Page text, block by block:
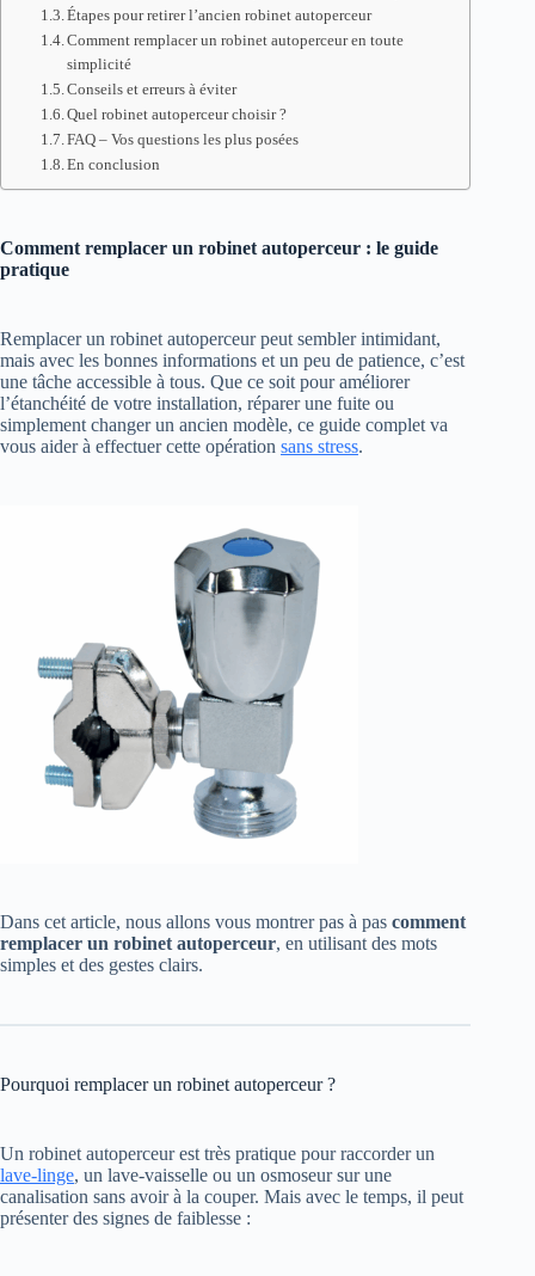
Étapes pour retirer l’ancien robinet autoperceur
Comment remplacer un robinet autoperceur en toute
simplicité
Conseils et erreurs à éviter
Quel robinet autoperceur choisir ?
FAQ – Vos questions les plus posées
En conclusion
Comment remplacer un robinet autoperceur : le guide
pratique
Remplacer un robinet autoperceur peut sembler intimidant,
mais avec les bonnes informations et un peu de patience, c’est
une tâche accessible à tous. Que ce soit pour améliorer
l’étanchéité de votre installation, réparer une fuite ou
simplement changer un ancien modèle, ce guide complet va
vous aider à effectuer cette opération sans stress.
Dans cet article, nous allons vous montrer pas à pas comment
remplacer un robinet autoperceur, en utilisant des mots
simples et des gestes clairs.
Pourquoi remplacer un robinet autoperceur ?
Un robinet autoperceur est très pratique pour raccorder un
lave-linge, un lave-vaisselle ou un osmoseur sur une
canalisation sans avoir à la couper. Mais avec le temps, il peut
présenter des signes de faiblesse :